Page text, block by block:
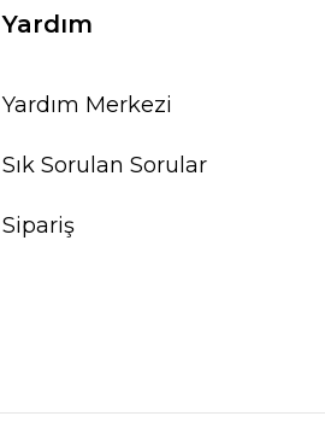
Yardım
Yardım Merkezi
Sık Sorulan Sorular
Sipariş